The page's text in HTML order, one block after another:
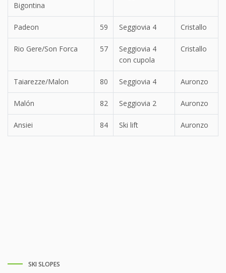
Bigontina
Padeon 59 Seggiovia 4 Cristallo
Rio Gere/Son Forca 57
Seggiovia 4
con cupola
Cristallo
Taiarezze/Malon 80 Seggiovia 4 Auronzo
Malón 82 Seggiovia 2 Auronzo
Ansiei 84 Ski lift Auronzo
SKI SLOPES